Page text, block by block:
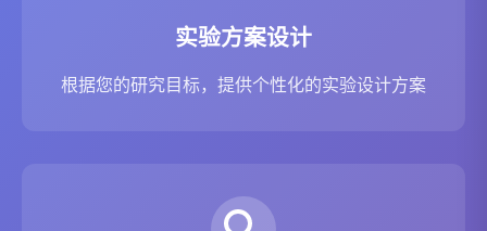
实验方案设计
根据您的研究目标，提供个性化的实验设计方案